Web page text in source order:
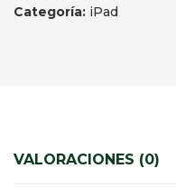
Categoría: iPad
VALORACIONES (0)